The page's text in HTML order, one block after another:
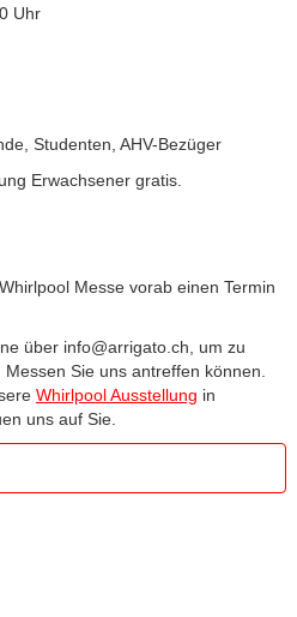
Uhr
Studenten, AHV-Bezüger
Erwachsener gratis.
Messe vorab einen Termin
über info@arrigato.ch , um zu
Sie uns antreffen können.
Whirlpool Ausstellung in
uns auf Sie.